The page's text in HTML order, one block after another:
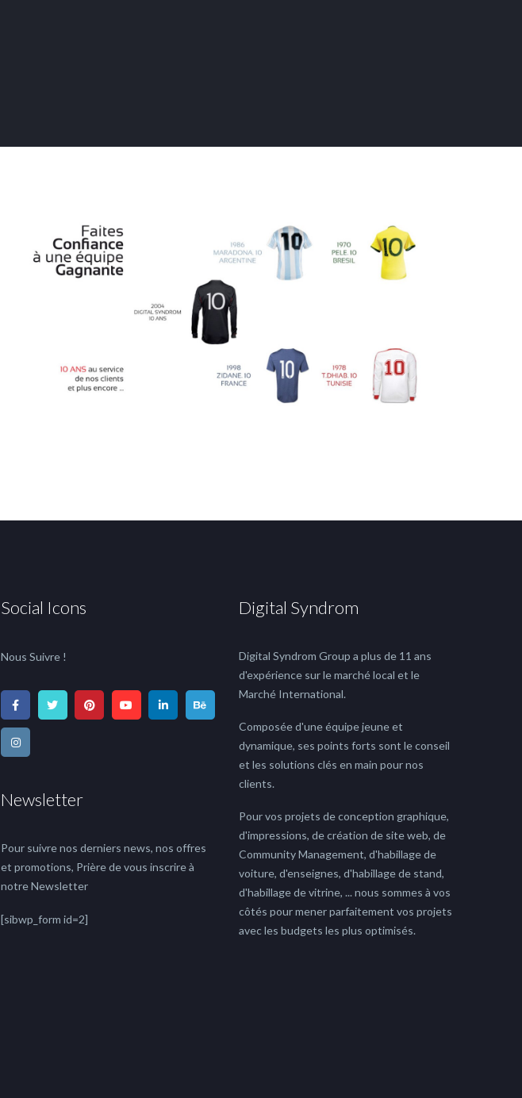
Social Icons
Nous Suivre !
Newsletter
Pour suivre nos derniers news, nos offres
et promotions, Prière de vous inscrire à
notre Newsletter
[sibwp_form id=2]
Digital Syndrom
Digital Syndrom Group a plus de 11 ans
d'expérience sur le marché local et le
Marché International.
Composée d'une équipe jeune et
dynamique, ses points forts sont le conseil
et les solutions clés en main pour nos
clients.
Pour vos projets de conception graphique,
d'impressions, de création de site web, de
Community Management, d'habillage de
voiture, d'enseignes, d'habillage de stand,
d'habillage de vitrine, ... nous sommes à vos
côtés pour mener parfaitement vos projets
avec les budgets les plus optimisés.